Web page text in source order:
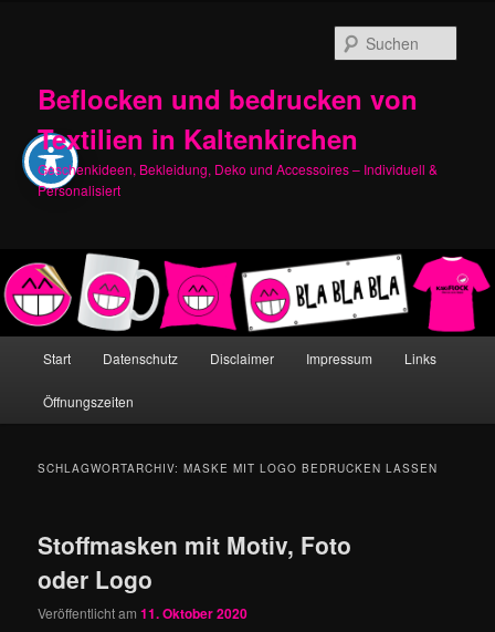
Beflocken und bedrucken von
Textilien in Kaltenkirchen
Geschenkideen, Bekleidung, Deko und Accessoires – Individuell &
Personalisiert
Start Datenschutz Disclaimer Impressum Links
Öffnungszeiten
SCHLAGWORTARCHIV:MASKE MIT LOGO BEDRUCKEN LASSEN
Stoffmasken mit Motiv, Foto
oder Logo
Veröffentlicht am11. Oktober 2020